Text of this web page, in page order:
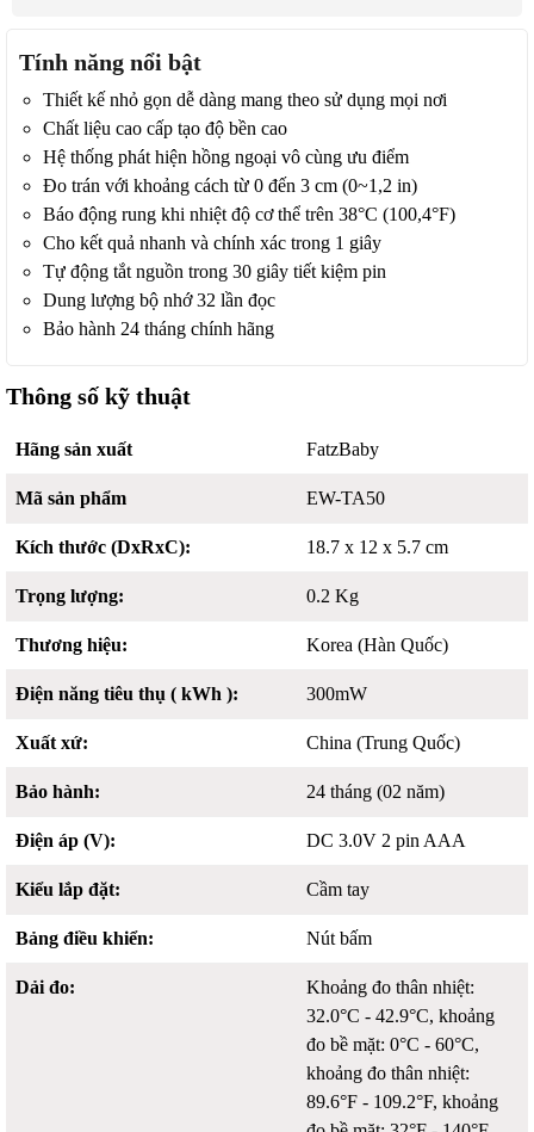
Tính năng nổi bật
Thiết kế nhỏ gọn dễ dàng mang theo sử dụng mọi nơi
Chất liệu cao cấp tạo độ bền cao
Hệ thống phát hiện hồng ngoại vô cùng ưu điểm
Đo trán với khoảng cách từ 0 đến 3 cm (0~1,2 in)
Báo động rung khi nhiệt độ cơ thể trên 38°C (100,4°F)
Cho kết quả nhanh và chính xác trong 1 giây
Tự động tắt nguồn trong 30 giây tiết kiệm pin
Dung lượng bộ nhớ 32 lần đọc
Bảo hành 24 tháng chính hãng
Thông số kỹ thuật
Hãng sản xuất FatzBaby
Mã sản phẩm EW-TA50
Kích thước (DxRxC): 18.7 x 12 x 5.7 cm
Trọng lượng: 0.2 Kg
Thương hiệu: Korea (Hàn Quốc)
Điện năng tiêu thụ ( kWh ): 300mW
Xuất xứ: China (Trung Quốc)
Bảo hành: 24 tháng (02 năm)
Điện áp (V): DC 3.0V 2 pin AAA
Kiểu lắp đặt: Cầm tay
Bảng điều khiển: Nút bấm
Dải đo:
Khoảng đo thân nhiệt:
32.0°C - 42.9°C, khoảng
đo bề mặt: 0°C - 60°C,
khoảng đo thân nhiệt:
89.6°F - 109.2°F, khoảng